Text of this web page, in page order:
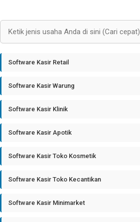
Software Kasir Retail
Software Kasir Warung
Software Kasir Klinik
Software Kasir Apotik
Software Kasir Toko Kosmetik
Software Kasir Toko Kecantikan
Software Kasir Minimarket